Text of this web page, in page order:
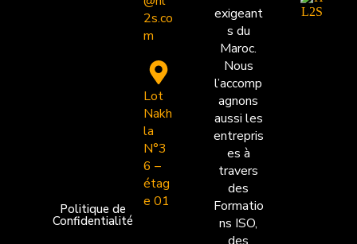
exigeant
s du
Maroc.
Nous
l’accomp
agnons
aussi les
entrepris
es à
travers
des
Formatio
ns ISO,
2s.co
m
Lot
Nakh
la
N°3
6 –
étag
e 01
Politique de
Confidentialité